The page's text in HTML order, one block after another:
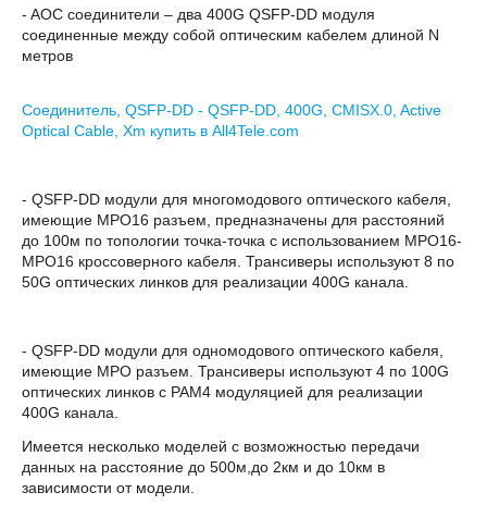
- AOC соединители – два 400G QSFP-DD модуля
соединенные между собой оптическим кабелем длиной N
метров
Соединитель, QSFP-DD - QSFP-DD, 400G, CMISX.0, Active
Optical Cable, Xm купить в All4Tele.com
- QSFP-DD модули для многомодового оптического кабеля,
имеющие MPO16 разъем, предназначены для расстояний
до 100м по топологии точка-точка с использованием MPO16-
MPO16 кроссоверного кабеля. Трансиверы используют 8 по
50G оптических линков для реализации 400G канала.
- QSFP-DD модули для одномодового оптического кабеля,
имеющие MPO разъем. Трансиверы используют 4 по 100G
оптических линков с PAM4 модуляцией для реализации
400G канала.
Имеется несколько моделей с возможностью передачи
данных на расстояние до 500м,до 2км и до 10км в
зависимости от модели.